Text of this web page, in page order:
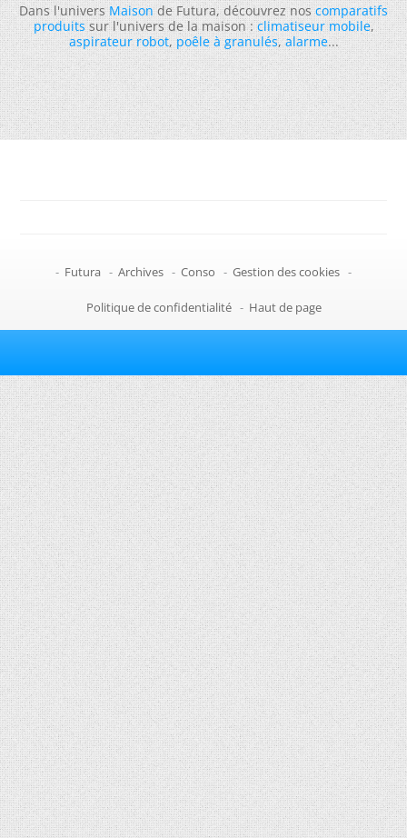
Dans l'universMaisonde Futura, découvrez noscomparatifs
produitssur l'univers de la maison :climatiseur mobile,
aspirateur robot,poêle à granulés,alarme...
- Futura - Archives - Conso - Gestion des cookies -
Politique de confidentialité - Haut de page